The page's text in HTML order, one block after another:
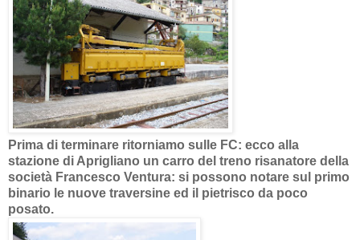
Prima di terminare ritorniamo sulle FC: ecco alla
stazione di Aprigliano un carro del treno risanatore della
società Francesco Ventura: si possono notare sul primo
binario le nuove traversine ed il pietrisco da poco
posato.